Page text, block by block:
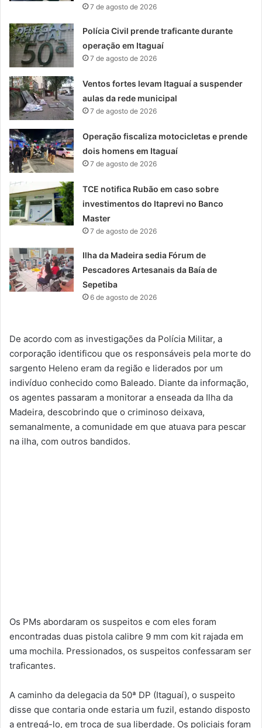
7 de agosto de 2026
Polícia Civil prende traficante durante
operação em Itaguaí
7 de agosto de 2026
Ventos fortes levam Itaguaí a suspender
aulas da rede municipal
7 de agosto de 2026
Operação fiscaliza motocicletas e prende
dois homens em Itaguaí
7 de agosto de 2026
TCE notifica Rubão em caso sobre
investimentos do Itaprevi no Banco
Master
7 de agosto de 2026
Ilha da Madeira sedia Fórum de
Pescadores Artesanais da Baía de
Sepetiba
6 de agosto de 2026
De acordo com as investigações da Polícia Militar, a
corporação identificou que os responsáveis pela morte do
sargento Heleno eram da região e liderados por um
indivíduo conhecido como Baleado. Diante da informação,
os agentes passaram a monitorar a enseada da Ilha da
Madeira, descobrindo que o criminoso deixava,
semanalmente, a comunidade em que atuava para pescar
na ilha, com outros bandidos.
Os PMs abordaram os suspeitos e com eles foram
encontradas duas pistola calibre 9 mm com kit rajada em
uma mochila. Pressionados, os suspeitos confessaram ser
traficantes.
A caminho da delegacia da 50ª DP (Itaguaí), o suspeito
disse que contaria onde estaria um fuzil, estando disposto
a entregá-lo, em troca de sua liberdade. Os policiais foram